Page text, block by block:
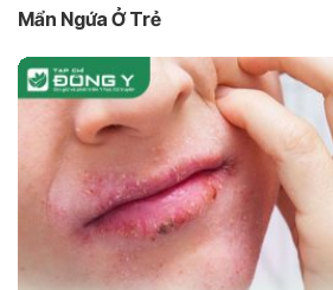
Mẩn Ngứa Ở Trẻ